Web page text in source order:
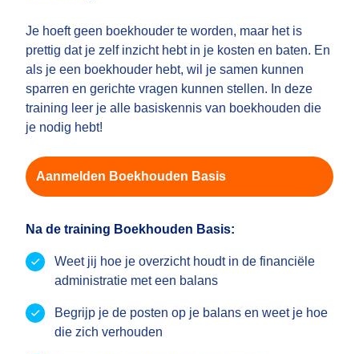
Je hoeft geen boekhouder te worden, maar het is
prettig dat je zelf inzicht hebt in je kosten en baten. En
als je een boekhouder hebt, wil je samen kunnen
sparren en gerichte vragen kunnen stellen. In deze
training leer je alle basiskennis van boekhouden die
je nodig hebt!
Aanmelden Boekhouden Basis
Na de training Boekhouden Basis:
Weet jij hoe je overzicht houdt in de financiële
administratie met een balans
Begrijp je de posten op je balans en weet je hoe
die zich verhouden